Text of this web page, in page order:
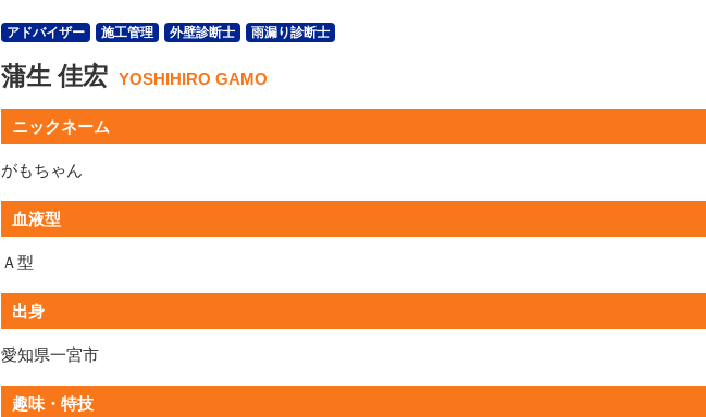
アドバイザー 施工管理 外壁診断士 雨漏り診断士
蒲生 佳宏 YOSHIHIRO GAMO
ニックネーム
がもちゃん
血液型
Ａ型
出身
愛知県一宮市
趣味・特技